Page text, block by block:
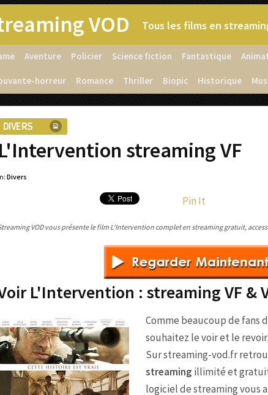
VOD Tous les films en
Aventure Policier Science fiction Fantastique
horreur Romance Thriller Biopic Historique
DIVERS
L'Intervention streaming VF
Divers
Pin It
VOD vous présente le film L'Intervention complet en streaming gratuit,
L'Intervention : streaming VF &
Comme beaucoup de fans
souhaitez le voir et le
Sur streaming-vod.fr
streaming illimité et
logiciel de streaming vous